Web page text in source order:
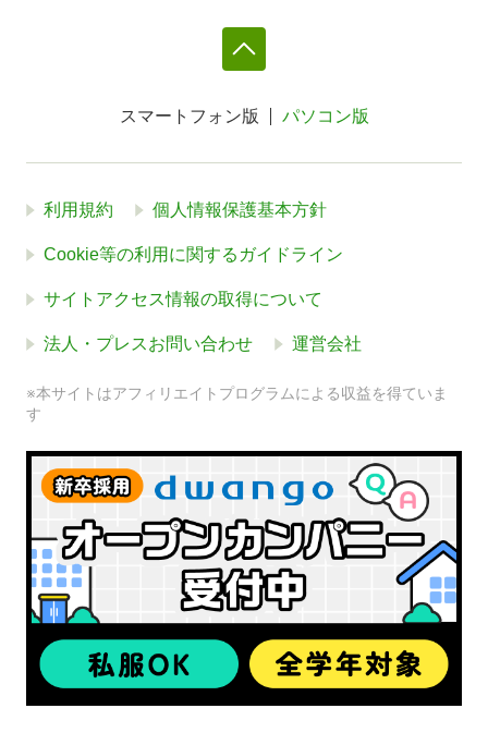
スマートフォン版 パソコン版
利用規約 個人情報保護基本方針
Cookie等の利用に関するガイドライン
サイトアクセス情報の取得について
法人・プレスお問い合わせ 運営会社
※本サイトはアフィリエイトプログラムによる収益を得ていま
す